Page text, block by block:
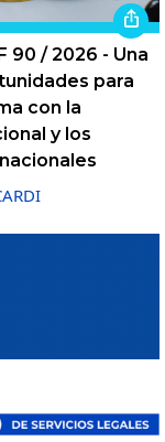
90 / 2026 - Una
para
con la
y los